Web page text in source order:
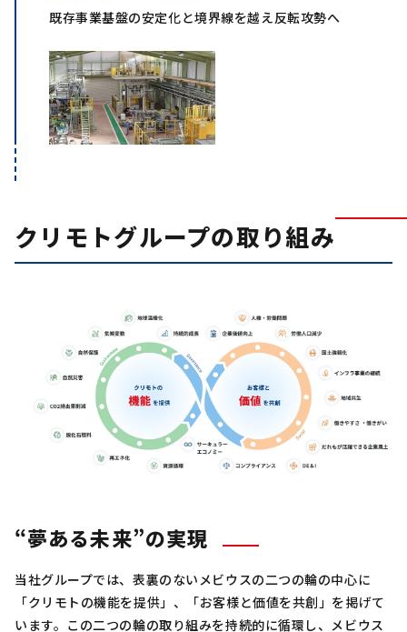
既存事業基盤の安定化と境界線を越え反転攻勢へ
クリモトグループの取り組み
“夢ある未来”の実現
当社グループでは、表裏のないメビウスの二つの輪の中心に
「クリモトの機能を提供」、「お客様と価値を共創」を掲げて
います。この二つの輪の取り組みを持続的に循環し、メビウス